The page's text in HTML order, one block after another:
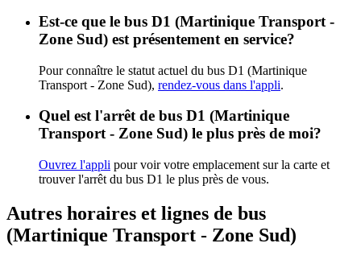
Est-ce que le bus D1 (Martinique Transport -
Zone Sud) est présentement en service?
Pour connaître le statut actuel du bus D1 (Martinique
Transport - Zone Sud), rendez-vous dans l'appli.
Quel est l'arrêt de bus D1 (Martinique
Transport - Zone Sud) le plus près de moi?
Ouvrez l'appli pour voir votre emplacement sur la carte et
trouver l'arrêt du bus D1 le plus près de vous.
Autres horaires et lignes de bus
(Martinique Transport - Zone Sud)